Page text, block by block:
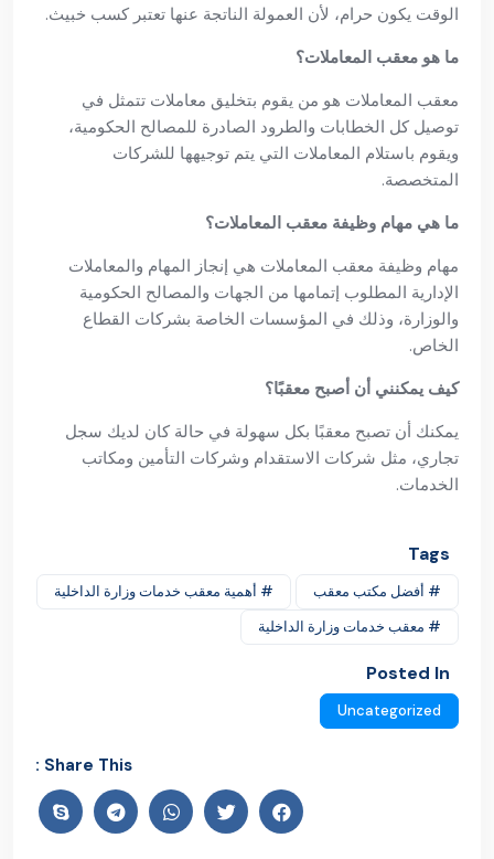
الوقت يكون حرام، لأن العمولة الناتجة عنها تعتبر كسب خبيث.
ما هو معقب المعاملات؟
معقب المعاملات هو من يقوم بتخليق معاملات تتمثل في
توصيل كل الخطابات والطرود الصادرة للمصالح الحكومية،
ويقوم باستلام المعاملات التي يتم توجيهها للشركات
المتخصصة.
ما هي مهام وظيفة معقب المعاملات؟
مهام وظيفة معقب المعاملات هي إنجاز المهام والمعاملات
الإدارية المطلوب إتمامها من الجهات والمصالح الحكومية
والوزارة، وذلك في المؤسسات الخاصة بشركات القطاع
الخاص.
كيف يمكنني أن أصبح معقبًا؟
يمكنك أن تصبح معقبًا بكل سهولة في حالة كان لديك سجل
تجاري، مثل شركات الاستقدام وشركات التأمين ومكاتب
الخدمات.
Tags
# أفضل مكتب معقب
# أهمية معقب خدمات وزارة الداخلية
# معقب خدمات وزارة الداخلية
Posted In
Uncategorized
Share This :